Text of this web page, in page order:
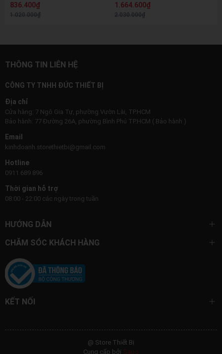
Chính Hãng
836.400₫
1.020.000₫
M21 Chính Hãng
1.664.600₫
2.030.000₫
THÔNG TIN LIÊN HỆ
CÔNG TY TNHH ĐỨC THIẾT BỊ
Địa chỉ
Cửa hàng: 7 Ngô Gia Tự, phường Vườn Lài, TP.HCM
Bảo hành: 77 Đường 26A, phường Bình Phú TP.HCM ( Bảo hành )
Email
kinhdoanh.storethietbi@gmail.com
Hotline
0911 689 896
Thời gian hỗ trợ
08:00 - 22:00 các ngày trong tuần
HƯỚNG DẪN
CHĂM SÓC KHÁCH HÀNG
KẾT NỐI
@ Store Thiết Bị
Cung cấp bởi Sapo